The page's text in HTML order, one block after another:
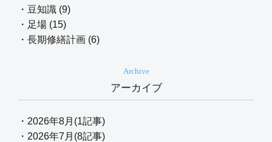
・豆知識 (9)
・足場 (15)
・長期修繕計画 (6)
Archive
アーカイブ
・2026年8月(1記事)
・2026年7月(8記事)